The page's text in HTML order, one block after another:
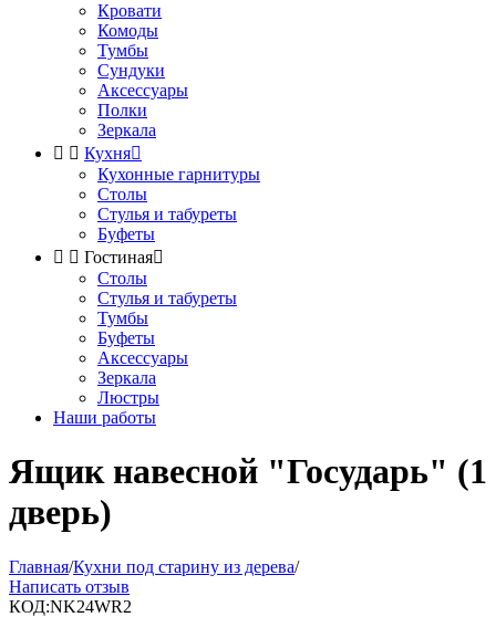
Кровати
Комоды
Тумбы
Сундуки
Аксессуары
Полки
Зеркала
  Кухня
Кухонные гарнитуры
Столы
Стулья и табуреты
Буфеты
  Гостиная
Столы
Стулья и табуреты
Тумбы
Буфеты
Аксессуары
Зеркала
Люстры
Наши работы
Ящик навесной "Государь" (1
дверь)
Главная/Кухни под старину из дерева/
Написать отзыв
КОД:NK24WR2